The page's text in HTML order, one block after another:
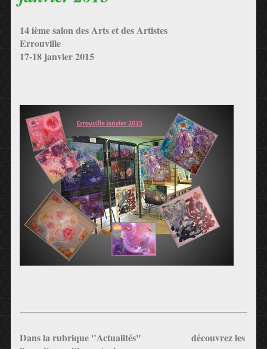
14 ième salon des Arts et des Artistes
Errouville
17-18 janvier 2015
Dans la rubrique "Actualités" découvrez les